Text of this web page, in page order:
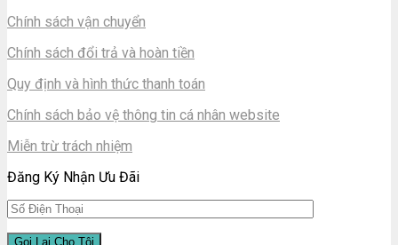
Chính sách vận chuyển
Chính sách đổi trả và hoàn tiền
Quy định và hình thức thanh toán
Chính sách bảo vệ thông tin cá nhân website
Miễn trừ trách nhiệm
Đăng Ký Nhận Ưu Đãi